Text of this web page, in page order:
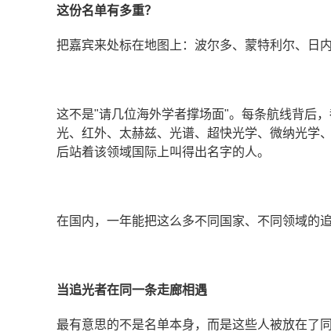
这份名单有多重？​
把嘉宾来处标在地图上：波尔多、蒙特利尔、日
这不是"请几位海外学者撑场面"。每条航线背后
光、红外、太赫兹、光谱、超快光学、微纳光
后站着该领域国际上叫得出名字的人。
在国内，一年能把这么多不同国家、不同领域的
当追光者在同一条走廊相遇
最有意思的不是名单本身，而是这些人被放在了